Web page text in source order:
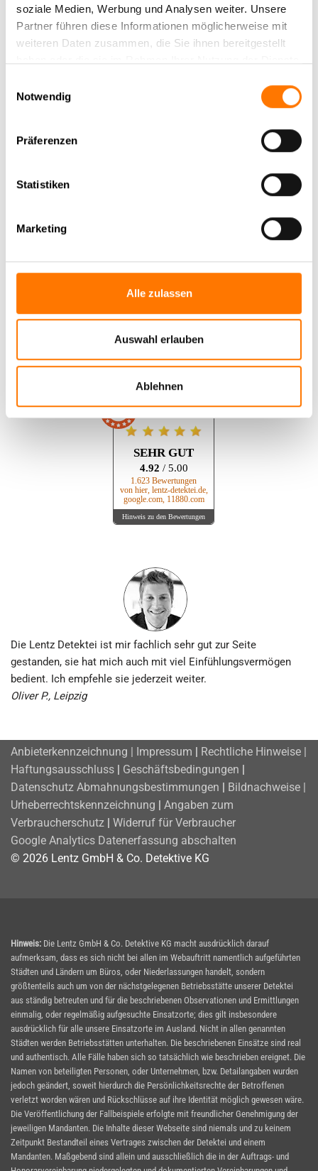
soziale Medien, Werbung und Analysen weiter. Unsere
Partner führen diese Informationen möglicherweise mit
weiteren Daten zusammen, die Sie ihnen bereitgestellt
Notwendig
Präferenzen
Statistiken
Marketing
Alle zulassen
Auswahl erlauben
Ablehnen
Das sagen unsere unsere
Mandanten
Kundenbewertungen fürLentz GmbH &
Co. Detektive KG
AUSGEZEICHNET.org
SEHR GUT
4.92 / 5.00
1.623 Bewertungen
von hier, lentz-detektei.de,
google.com, 11880.com
Hinweis zu den Bewertungen
Die Lentz Detektei ist mir fachlich sehr gut zur Seite
gestanden, sie hat mich auch mit viel Einfühlungsvermögen
bedient. Ich empfehle sie jederzeit weiter.
Oliver P., Leipzig
Anbieterkennzeichnung | Impressum | Rechtliche Hinweise |
Haftungsausschluss | Geschäftsbedingungen |
Datenschutz Abmahnungsbestimmungen | Bildnachweise |
Urheberrechtskennzeichnung | Angaben zum
Verbraucherschutz | Widerruf für Verbraucher
Google Analytics Datenerfassung abschalten
© 2026 Lentz GmbH & Co. Detektive KG
Hinweis: Die Lentz GmbH & Co. Detektive KG macht ausdrücklich darauf
aufmerksam, dass es sich nicht bei allen im Webauftritt namentlich aufgeführten
Städten und Ländern um Büros, oder Niederlassungen handelt, sondern
größtenteils auch um von der nächstgelegenen Betriebsstätte unserer Detektei
aus ständig betreuten und für die beschriebenen Observationen und Ermittlungen
einmalig, oder regelmäßig aufgesuchte Einsatzorte; dies gilt insbesondere
ausdrücklich für alle unsere Einsatzorte im Ausland. Nicht in allen genannten
Städten werden Betriebsstätten unterhalten. Die beschriebenen Einsätze sind real
und authentisch. Alle Fälle haben sich so tatsächlich wie beschrieben ereignet. Die
Namen von beteiligten Personen, oder Unternehmen, bzw. Detailangaben wurden
jedoch geändert, soweit hierdurch die Persönlichkeitsrechte der Betroffenen
verletzt worden wären und Rückschlüsse auf ihre Identität möglich gewesen wäre.
Die Veröffentlichung der Fallbeispiele erfolgte mit freundlicher Genehmigung der
jeweiligen Mandanten. Die Inhalte dieser Webseite sind niemals und zu keinem
Zeitpunkt Bestandteil eines Vertrages zwischen der Detektei und einem
Mandanten. Maßgebend sind allein und ausschließlich die in der Auftrags- und